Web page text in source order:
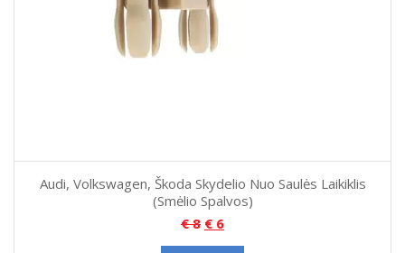
Audi, Volkswagen, Škoda Skydelio Nuo Saulės Laikiklis
(Smėlio Spalvos)
€8 € 6